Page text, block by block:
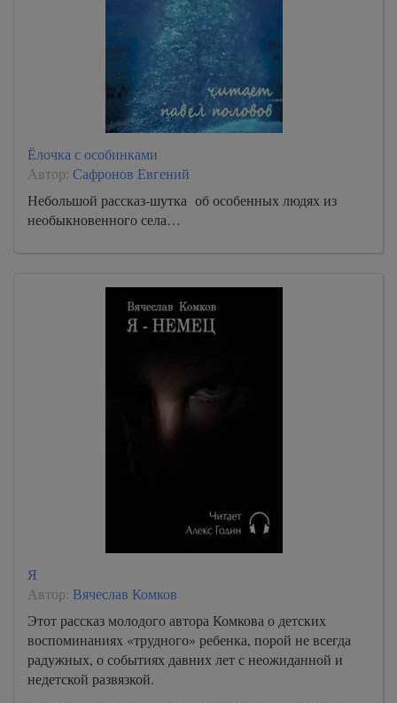
Ёлочка с особинками
Автор: Сафронов Евгений
Небольшой рассказ-шутка об особенных людях из
необыкновенного села…
Я
Автор: Вячеслав Комков
Этот рассказ молодого автора Комкова о детских
воспоминаниях «трудного» ребенка, порой не всегда
радужных, о событиях давних лет с неожиданной и
недетской развязкой.